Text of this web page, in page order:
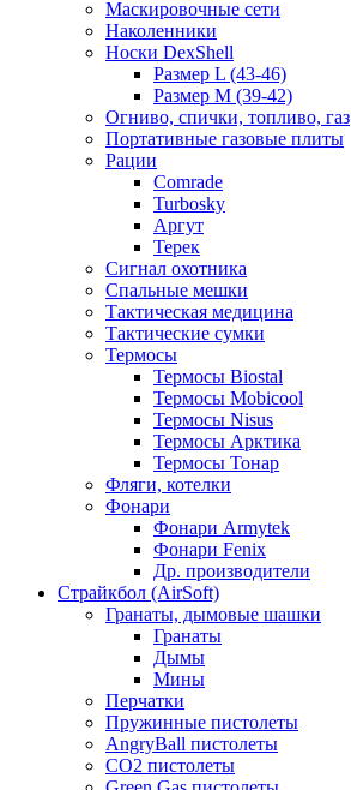
Маскировочные сети
Наколенники
Носки DexShell
Размер L (43-46)
Размер M (39-42)
Огниво, спички, топливо, газ
Портативные газовые плиты
Рации
Comrade
Turbosky
Аргут
Терек
Сигнал охотника
Спальные мешки
Тактическая медицина
Тактические сумки
Термосы
Термосы Biostal
Термосы Mobicool
Термосы Nisus
Термосы Арктика
Термосы Тонар
Фляги, котелки
Фонари
Фонари Armytek
Фонари Fenix
Др. производители
Страйкбол (AirSoft)
Гранаты, дымовые шашки
Гранаты
Дымы
Мины
Перчатки
Пружинные пистолеты
AngryBall пистолеты
CO2 пистолеты